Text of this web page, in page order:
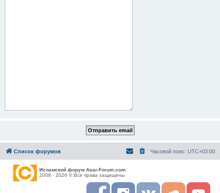
Список форумов Часовой пояс: UTC+03:00
Исламский форум Asar-Forum.com
2008 - 2026 © Все права защищены